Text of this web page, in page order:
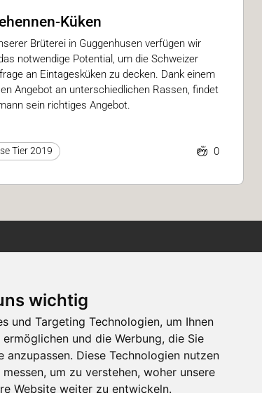
wichtig
und Targeting Technologien, um Ihnen
und die Werbung, die Sie
anzupassen. Diese Technologien nutzen
um zu verstehen, woher unsere
Website weiter zu entwickeln.
Küken
Brüterei in Guggenhusen verfügen wir
notwendige Potential, um die Schweizer
an Eintagesküken zu decken. Dank einem
Angebot an unterschiedlichen Rassen, findet
sein richtiges Angebot.
Tier 2019 0
Newsletter-Anmeldung
Folgen Sie der Suisse
Tier